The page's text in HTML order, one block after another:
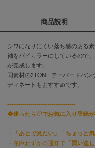
カルバン・クライン
セルフォード
célon
セロン
コードエー
商品説明
シワになりにくい落ち感のある
袖をバイカラーにしているので
が完成します。
同素材の2TONE テーパードパ
ディネートもおすすめです。
-----------------------------------
◆迷ったら♡でお気に入り登録
・ 「あとで見たい」「ちょっと気
・在庫わずかの通知で 「買い逃